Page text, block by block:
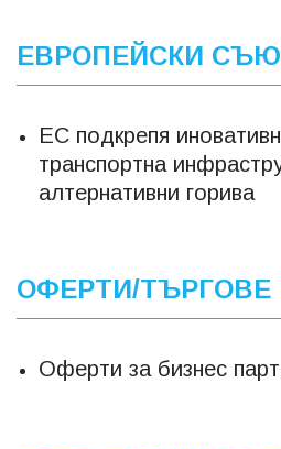
ЕВРОПЕЙСКИ
ЕС подкрепя
транспортна
алтернативни горива
ОФЕРТИ/ТЪРГОВЕ
Оферти за бизнес